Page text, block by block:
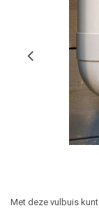
Met deze vulbuis